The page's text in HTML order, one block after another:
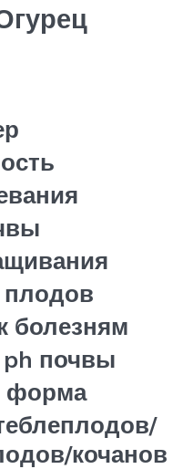
плодов
болезням
ph почвы
форма
кочанов